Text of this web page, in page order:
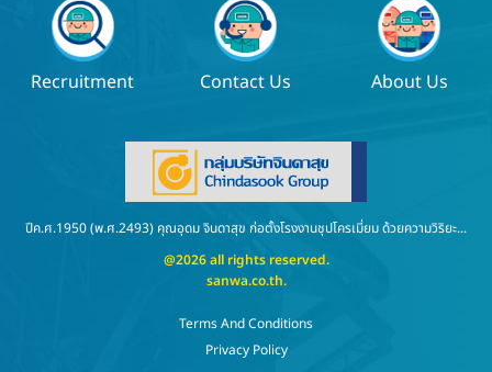
Recruitment Contact Us About Us
ปีค.ศ.1950 (พ.ศ.2493) คุณอุดม จินดาสุข ก่อตั้งโรงงานชุปโครเมี่ยม ด้วยความวิริยะ...
@2026 all rights reserved.
sanwa.co.th.
Terms And Conditions
Privacy Policy